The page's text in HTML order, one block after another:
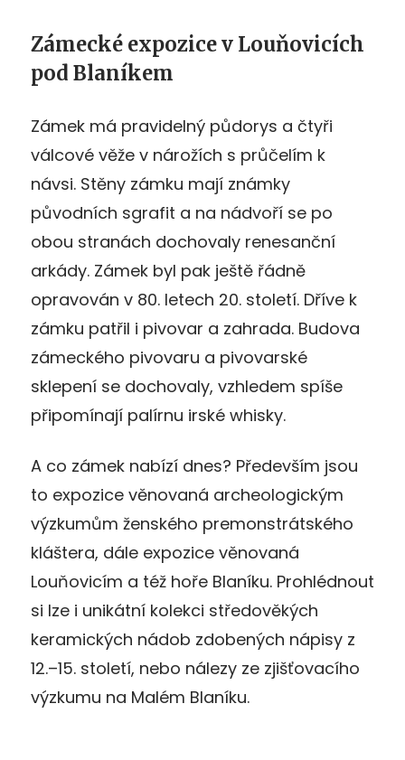
Zámecké expozice v Louňovicích
pod Blaníkem
Zámek má pravidelný půdorys a čtyři
válcové věže v nárožích s průčelím k
návsi. Stěny zámku mají známky
původních sgrafit a na nádvoří se po
obou stranách dochovaly renesanční
arkády. Zámek byl pak ještě řádně
opravován v 80. letech 20. století. Dříve k
zámku patřil i pivovar a zahrada. Budova
zámeckého pivovaru a pivovarské
sklepení se dochovaly, vzhledem spíše
připomínají palírnu irské whisky.
A co zámek nabízí dnes? Především jsou
to expozice věnovaná archeologickým
výzkumům ženského premonstrátského
kláštera, dále expozice věnovaná
Louňovicím a též hoře Blaníku. Prohlédnout
si lze i unikátní kolekci středověkých
keramických nádob zdobených nápisy z
12.–15. století, nebo nálezy ze zjišťovacího
výzkumu na Malém Blaníku.